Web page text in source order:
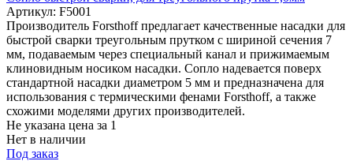
Артикул: F5001
Производитель Forsthoff предлагает качественные насадки для
быстрой сварки треугольным прутком с шириной сечения 7
мм, подаваемым через специальный канал и прижимаемым
клиновидным носиком насадки. Сопло надевается поверх
стандартной насадки диаметром 5 мм и предназначена для
использования с термическими фенами Forsthoff, а также
схожими моделями других производителей.
Не указана цена за 1
Нет в наличии
Под заказ